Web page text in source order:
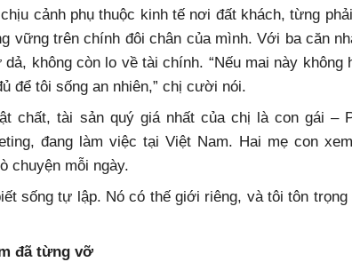
cảnh phụ thuộc kinh tế nơi đất khách, từng
vững trên chính đôi chân của mình. Với ba căn
không còn lo về tài chính. “Nếu mai này
để tôi sống an nhiên,” chị cười nói.
chất, tài sản quý giá nhất của chị là con gái –
đang làm việc tại Việt Nam. Hai mẹ con
chuyện mỗi ngày.
sống tự lập. Nó có thế giới riêng, và tôi tôn trọng
đã từng vỡ